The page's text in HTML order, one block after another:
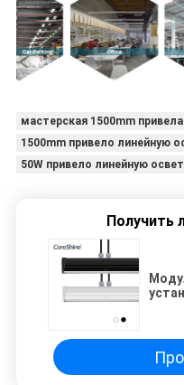
мастерская 1500mm
1500mm привело линейную
50W привело линейную
Получить